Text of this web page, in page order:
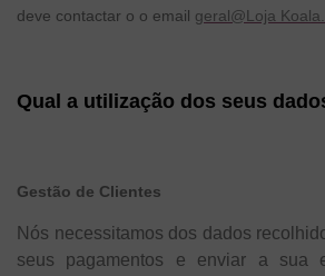
deve contactar o o email geral@Loja Koala
Qual a utilização dos seus
Gestão de Clientes
Nós necessitamos dos dados
seus pagamentos e enviar a sua